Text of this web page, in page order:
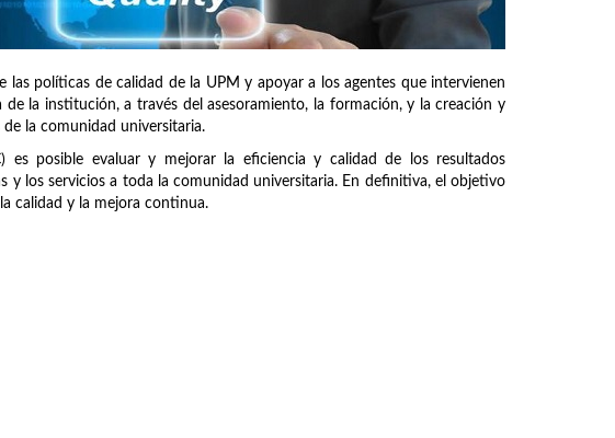
las políticas de calidad de la UPM y apoyar a los agentes que intervienen
la institución, a través del asesoramiento, la formación, y la creación y
la comunidad universitaria.
es posible evaluar y mejorar la eficiencia y calidad de los resultados
y los servicios a toda la comunidad universitaria. En definitiva, el objetivo
calidad y la mejora continua.